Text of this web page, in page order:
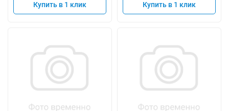
Купить в 1 клик Купить в 1 клик